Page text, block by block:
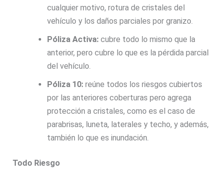
cualquier motivo, rotura de cristales del
vehículo y los daños parciales por granizo.
Póliza Activa:cubre todo lo mismo que la
anterior, pero cubre lo que es la pérdida parcial
del vehículo.
Póliza 10:reúne todos los riesgos cubiertos
por las anteriores coberturas pero agrega
protección a cristales, como es el caso de
parabrisas, luneta, laterales y techo, y además,
también lo que es inundación.
Todo Riesgo